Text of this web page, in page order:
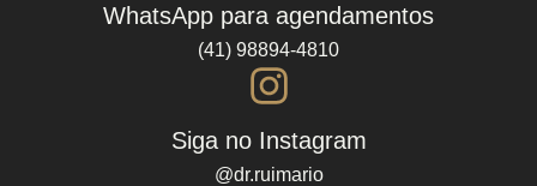
WhatsApp para agendamentos
(41) 98894-4810
Siga no Instagram
@dr.ruimario